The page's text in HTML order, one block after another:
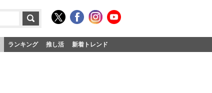
ランキング 推し活 新着トレンド